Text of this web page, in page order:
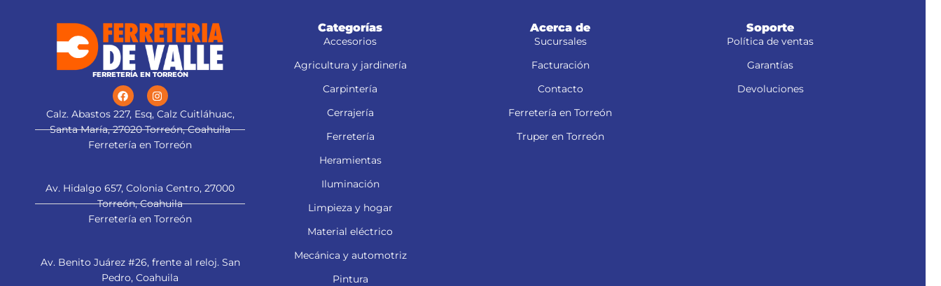
FERRETERÍA EN TORREÓN
Calz. Abastos 227, Esq, Calz Cuitláhuac,
Santa María, 27020 Torreón, Coahuila
Ferretería en Torreón
Av. Hidalgo 657, Colonia Centro, 27000
Torreón, Coahuila
Ferretería en Torreón
Av. Benito Juárez #26, frente al reloj. San
Pedro, Coahuila
Categorías
Accesorios
Agricultura y jardinería
Carpintería
Cerrajería
Ferretería
Heramientas
Iluminación
Limpieza y hogar
Material eléctrico
Mecánica y automotriz
Pintura
Acerca de
Sucursales
Facturación
Contacto
Ferretería en Torreón
Truper en Torreón
Soporte
Política de ventas
Garantías
Devoluciones